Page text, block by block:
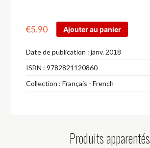
€5.90 Ajouter au panier
Date de publication : janv. 2018
ISBN : 9782821120860
Collection : Français - French
Produits apparentés